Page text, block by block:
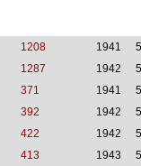
1208 1941
1287 1942
371 1941
392 1942
422 1942
413 1943